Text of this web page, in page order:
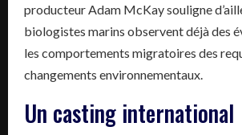
producteur Adam McKay souligne
biologistes marins observent déjà des
les comportements migratoires des
changements environnementaux.
Un casting international